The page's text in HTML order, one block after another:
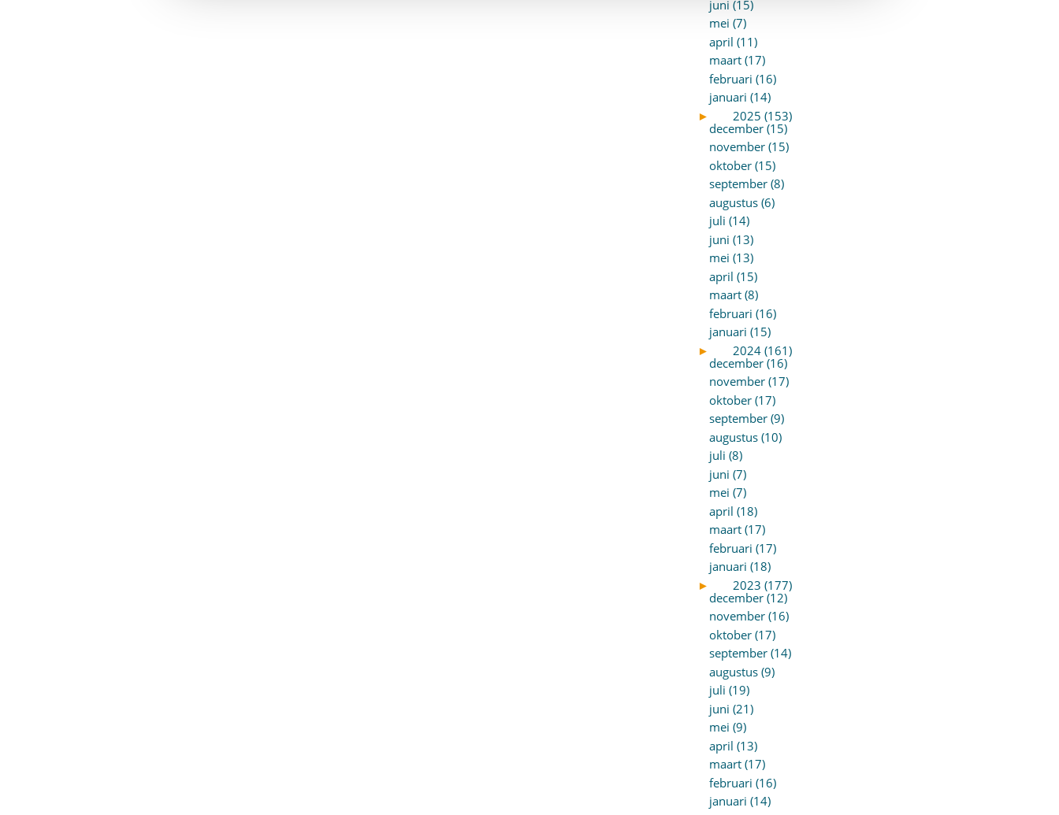
juni (15)
mei (7)
april (11)
maart (17)
februari (16)
januari (14)
►
2025 (153)
december (15)
november (15)
oktober (15)
september (8)
augustus (6)
juli (14)
juni (13)
mei (13)
april (15)
maart (8)
februari (16)
januari (15)
►
2024 (161)
december (16)
november (17)
oktober (17)
september (9)
augustus (10)
juli (8)
juni (7)
mei (7)
april (18)
maart (17)
februari (17)
januari (18)
►
2023 (177)
december (12)
november (16)
oktober (17)
september (14)
augustus (9)
juli (19)
juni (21)
mei (9)
april (13)
maart (17)
februari (16)
januari (14)